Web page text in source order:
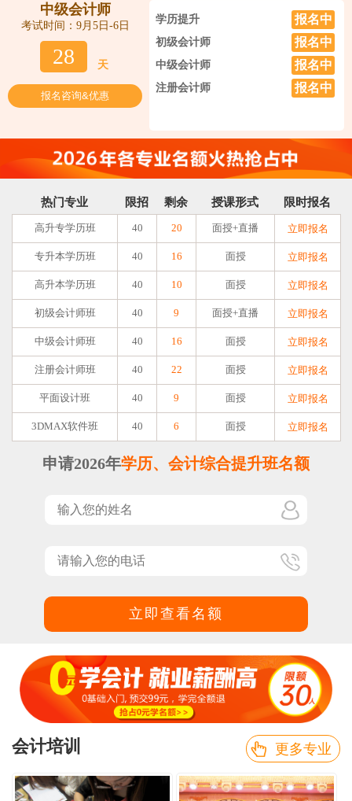
中级会计师
考试时间：9月5日-6日
28 天
报名咨询&优惠
学历提升 报名中
初级会计师 报名中
中级会计师 报名中
注册会计师 报名中
热门专业 限招 剩余 授课形式 限时报名
高升专学历班 40 20 面授+直播 立即报名
专升本学历班 40 16 面授 立即报名
高升本学历班 40 10 面授 立即报名
初级会计师班 40 9 面授+直播 立即报名
中级会计师班 40 16 面授 立即报名
注册会计师班 40 22 面授 立即报名
平面设计班 40 9 面授 立即报名
3DMAX软件班 40 6 面授 立即报名
申请2026年学历、会计综合提升班名额
立即查看名额
会计培训 更多专业